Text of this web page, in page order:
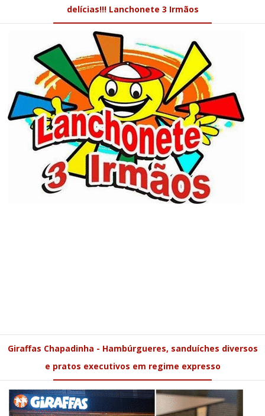
delícias!!! Lanchonete 3 Irmãos
Giraffas Chapadinha - Hambúrgueres, sanduíches diversos
e pratos executivos em regime expresso